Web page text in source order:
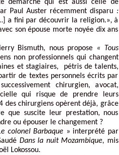
démarche qui est aussi celle de
Paul Auster récemment disparu :
a fini par découvrir la religion.», à
son épouse morte noyée dix ans
Bismuth, nous propose « Tous
non professionnels qui changent
et stagiaires, pétris de talents,
de textes personnels écrits par
chirurgien, avocat,
qui risque de prendre leurs
des chirurgiens opèrent déjà, grâce
que suscite leur prestation, nous
ou épouser le changement ?
colonel Barbaque » interprété par
Dans la nuit Mozambique, mis
Lokossou.